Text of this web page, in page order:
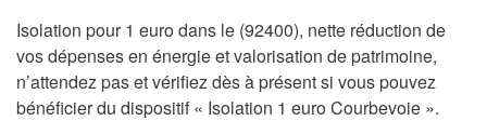
Isolation pour 1 euro dans le (92400), nette réduction de
vos dépenses en énergie et valorisation de patrimoine,
n’attendez pas et vérifiez dès à présent si vous pouvez
bénéficier du dispositif « Isolation 1 euro Courbevoie ».